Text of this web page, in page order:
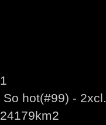
1
So hot(#99) - 2xcl.
24179km2